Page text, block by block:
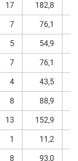
17 182,8
7 76,1
5 54,9
7 76,1
4 43,5
8 88,9
13 152,9
1 11,2
8 93,0